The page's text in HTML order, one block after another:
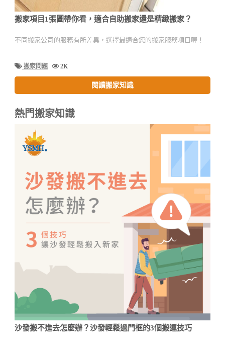
搬家項目1張圖帶你看，適合自助搬家還是精緻搬家？
不同搬家公司的服務有所差異，選擇最適合您的搬家服務項目喔！
搬家問題 2K
閱讀搬家知識
熱門搬家知識
沙發搬不進去怎麼辦？沙發輕鬆過門框的3個搬運技巧